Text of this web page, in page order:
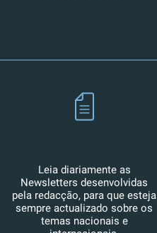
Leia diariamente as
Newsletters desenvolvidas
pela redacção, para que esteja
sempre actualizado sobre os
temas nacionais e